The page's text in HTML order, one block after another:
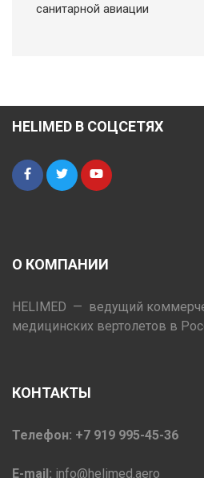
санитарной авиации
HELIMED В СОЦСЕТЯХ
О КОМПАНИИ
HELIMED — ведущий
медицинских вертолетов в
КОНТАКТЫ
Телефон: +7 919 995-45-36
E-mail: info@helimed.aero